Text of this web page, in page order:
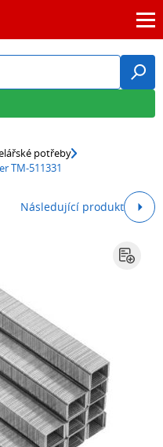
potřeby
TM-511331
Následující produkt